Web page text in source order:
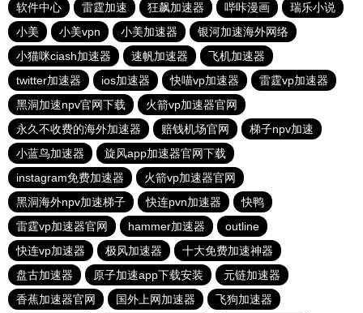
软件中心
雷霆加速 狂飙加速器 哔咔漫画
瑞乐小说
小美
小美vpn 小美加速器
银河加速海外网络
小猫咪ciash加速器
速帆加速器
飞机加速器
twitter加速器
ios加速器 快喵vp加速器
雷霆vp加速器
黑洞加速npv官网下载
火箭vp加速器官网
永久不收费的海外加速器
赔钱机场官网
梯子npv加速
小蓝鸟加速器
旋风app加速器官网下载
instagram免费加速器
火箭vp加速器官网
黑洞海外npv加速梯子
快连pvn加速器
快鸭
雷霆vp加速器官网
hammer加速器
outline
快连vp加速器
极风加速器
十大免费加速神器
盘古加速器
原子加速app下载安装
元链加速器
香蕉加速器官网
国外上网加速器
飞狗加速器